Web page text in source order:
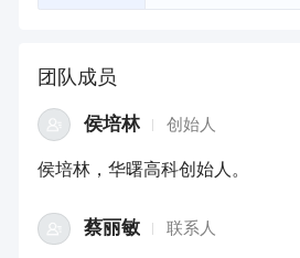
团队成员
侯培林 创始人
侯培林，华曙高科创始人。
蔡丽敏 联系人